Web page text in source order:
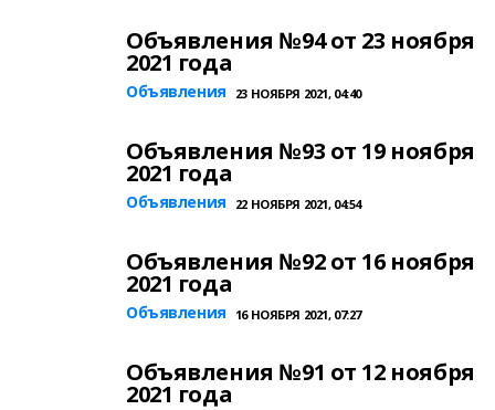
Объявления №94 от 23 ноября
2021 года
Объявления 23 НОЯБРЯ 2021, 04:40
Объявления №93 от 19 ноября
2021 года
Объявления 22 НОЯБРЯ 2021, 04:54
Объявления №92 от 16 ноября
2021 года
Объявления 16 НОЯБРЯ 2021, 07:27
Объявления №91 от 12 ноября
2021 года